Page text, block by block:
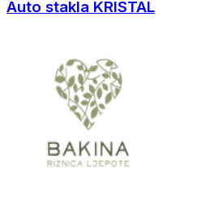
Auto stakla KRISTAL